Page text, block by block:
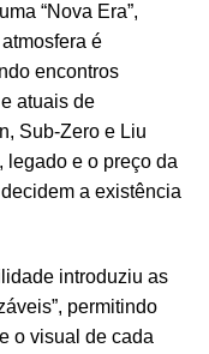
“Nova Era”,
é
encontros
atuais de
Sub-Zero e Liu
legado e o preço da
a existência
introduziu as
permitindo
o visual de cada